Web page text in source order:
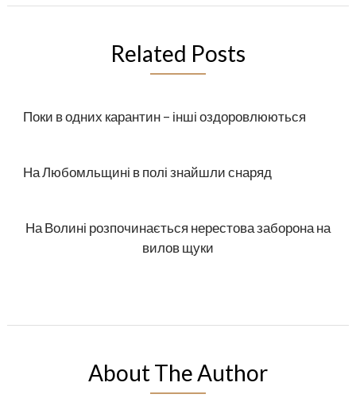
Related Posts
Поки в одних карантин – інші оздоровлюються
На Любомльщині в полі знайшли снаряд
На Волині розпочинається нерестова заборона на
вилов щуки
About The Author